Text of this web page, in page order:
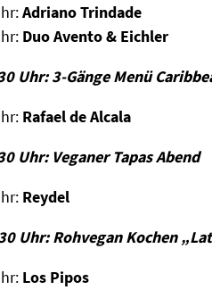
Adriano Trindade
Duo Avento & Eichler
Uhr: 3-Gänge Menü
Rafael de Alcala
Uhr: Veganer Tapas Abend
Reydel
Uhr: Rohvegan Kochen
Los Pipos